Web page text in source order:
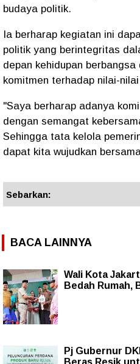
budaya politik.
Ia berharap kegiatan ini
politik yang berintegritas
depan kehidupan
komitmen terhadap nilai-
"Saya berharap adanya
dengan semangat
Sehingga tata kelola
dapat kita wujudkan
Sebarkan:
BACA LAINNYA
Wali Kota
Bedah Rumah,
Pj Gubernur
Beras Resik